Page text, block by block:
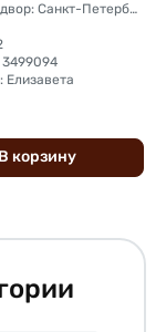
Монетный двор: Санкт-Петербургский монетный двор
Елизавета
В корзину